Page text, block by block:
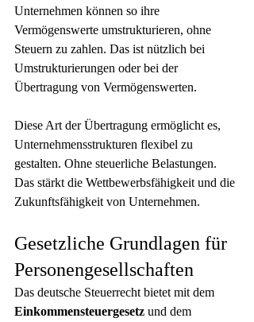
Unternehmen können so ihre
Vermögenswerte umstrukturieren, ohne
Steuern zu zahlen. Das ist nützlich bei
Umstrukturierungen oder bei der
Übertragung von Vermögenswerten.
Diese Art der Übertragung ermöglicht es,
Unternehmensstrukturen flexibel zu
gestalten. Ohne steuerliche Belastungen.
Das stärkt die Wettbewerbsfähigkeit und die
Zukunftsfähigkeit von Unternehmen.
Gesetzliche Grundlagen für
Personengesellschaften
Das deutsche Steuerrecht bietet mit dem
Einkommensteuergesetz und dem